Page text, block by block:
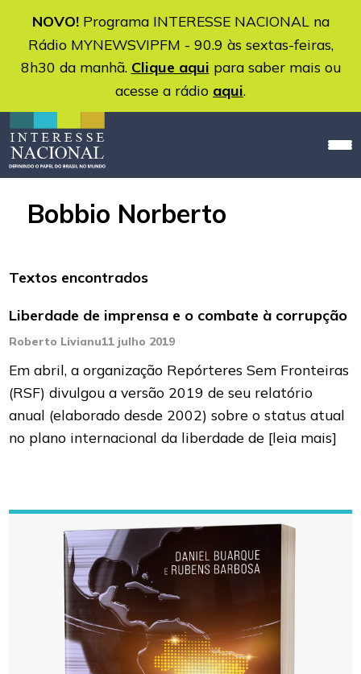
NOVO!Programa INTERESSE NACIONAL na
Rádio MYNEWSVIPFM - 90.9 às sextas-feiras,
8h30 da manhã. Clique aqui para saber mais ou
acesse a rádio aqui.
Bobbio Norberto
Textos encontrados
Liberdade de imprensa e o combate à corrupção
Roberto Livianu11 julho 2019
Em abril, a organização Repórteres Sem Fronteiras
(RSF) divulgou a versão 2019 de seu relatório
anual (elaborado desde 2002) sobre o status atual
no plano internacional da liberdade de [leia mais]